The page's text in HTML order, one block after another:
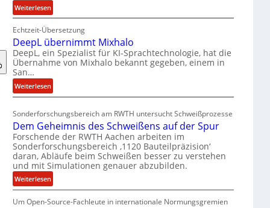
Weiterlesen:
E
v
a
-
M
r
i
G
l
e
n
z
w
i
r
Echtzeit-Übersetzung
DeepL übernimmt Mixhalo
DeepL, ein Spezialist für KI-Sprachtechnologie, hat die
Übernahme von Mixhalo bekannt gegeben, einem in
San…
Weiterlesen:
D
p
L
ü
b
e
r
n
Sonderforschungsbereich am RWTH untersucht Schweißprozesse
Dem Geheimnis des Schweißens auf der Spur
Forschende der RWTH Aachen arbeiten im
Sonderforschungsbereich ‚1120 Bauteilpräzision‘
daran, Abläufe beim Schweißen besser zu verstehen
und mit Simulationen genauer abzubilden.
Weiterlesen:
D
e
Um Open-Source-Fachleute in internationale Normungsgremien